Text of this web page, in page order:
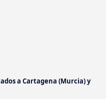
a Cartagena (Murcia) y